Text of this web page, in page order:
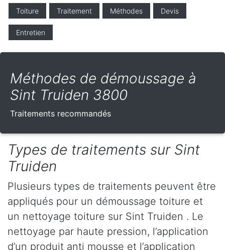
Toiture Traitement Méthodes Devis
Entretien
Méthodes de démoussage à
Sint Truiden 3800
Traitements recommandés
Types de traitements sur Sint
Truiden
Plusieurs types de traitements peuvent être
appliqués pour un démoussage toiture et
un nettoyage toiture sur Sint Truiden . Le
nettoyage par haute pression, l’application
d’un produit anti mousse et l’application